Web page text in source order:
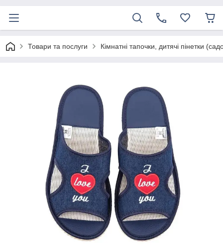
Товари та послуги Кімнатні тапочки, дитячі пінетки